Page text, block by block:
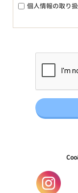
個人情報の取り